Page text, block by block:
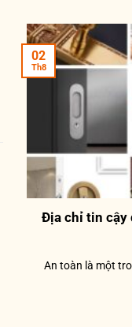
Chốt cửa bằng đồng
Địa chỉ tin cậy
An toàn là một
02
Th8